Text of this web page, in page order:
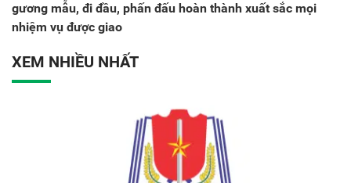
gương mẫu, đi đầu, phấn đấu hoàn thành xuất sắc mọi
nhiệm vụ được giao
XEM NHIỀU NHẤT